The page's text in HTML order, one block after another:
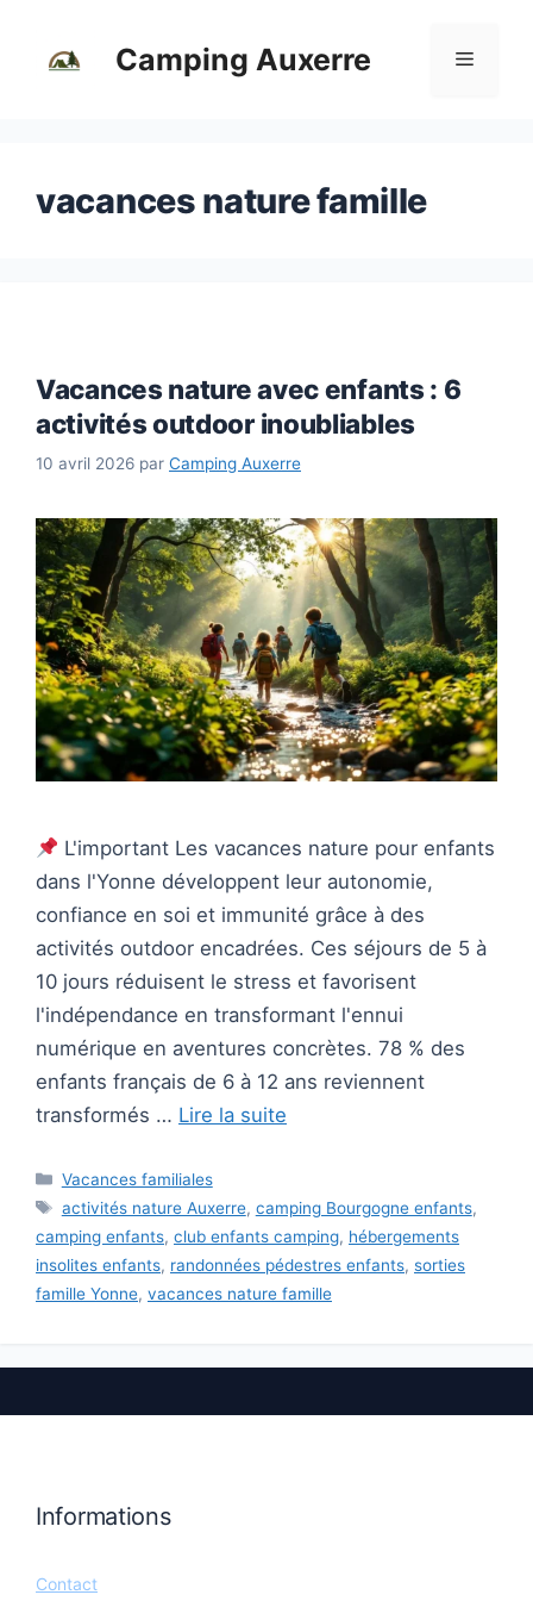
Camping Auxerre Menu
vacances nature famille
Vacances nature avec enfants : 6
activités outdoor inoubliables
10 avril 2026 par Camping Auxerre
L'important Les vacances nature pour enfants
dans l'Yonne développent leur autonomie,
confiance en soi et immunité grâce à des
activités outdoor encadrées. Ces séjours de 5 à
10 jours réduisent le stress et favorisent
l'indépendance en transformant l'ennui
numérique en aventures concrètes. 78 % des
enfants français de 6 à 12 ans reviennent
transformés … Lire la suite
Catégories
Vacances familiales
Étiquettes
activités nature Auxerre, camping Bourgogne enfants,
camping enfants, club enfants camping, hébergements
insolites enfants, randonnées pédestres enfants, sorties
famille Yonne, vacances nature famille
Informations
Contact